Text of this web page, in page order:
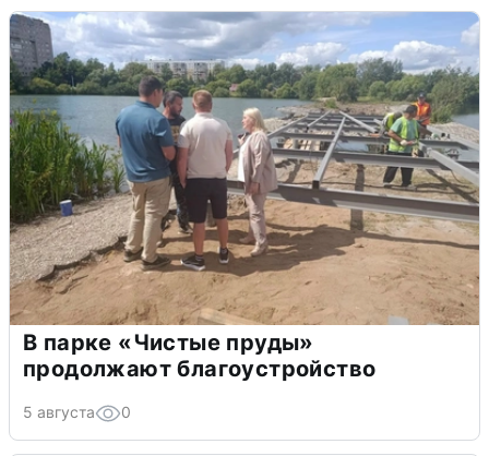
В парке «Чистые пруды»
продолжают благоустройство
5 августа 0